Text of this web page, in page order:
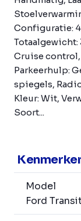
Configuratie:
Totaalgewicht:
Cruise
Parkeerhulp:
spiegels,
Kleur: Wit,
Soort...
Model
Ford